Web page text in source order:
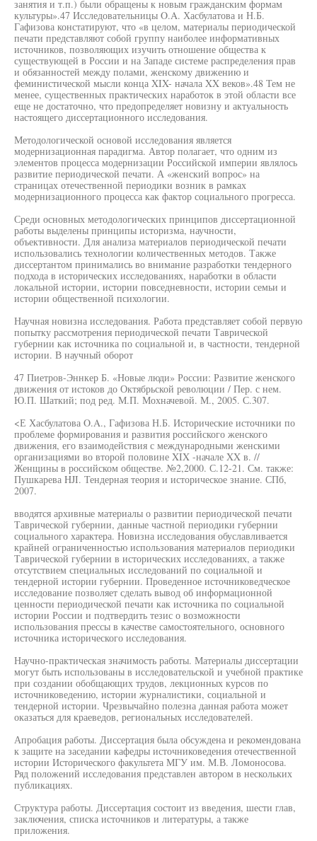
занятия и т.п.) были обращены к новым гражданским формам
культуры».47 Исследовательницы O.A. Хасбулатова и Н.Б.
Гафизова констатируют, что «в целом, материалы периодической
печати представляют собой группу наиболее информативных
источников, позволяющих изучить отношение общества к
существующей в России и на Западе системе распределения прав
и обязанностей между полами, женскому движению и
феминистической мысли конца XIX- начала XX веков».48 Тем не
менее, существенных практических наработок в этой области все
еще не достаточно, что предопределяет новизну и актуальность
настоящего диссертационного исследования.
Методологической основой исследования является
модернизационная парадигма. Автор полагает, что одним из
элементов процесса модернизации Российской империи являлось
развитие периодической печати. А «женский вопрос» на
страницах отечественной периодики возник в рамках
модернизационного процесса как фактор социального прогресса.
Среди основных методологических принципов диссертационной
работы выделены принципы историзма, научности,
объективности. Для анализа материалов периодической печати
использовались технологии количественных методов. Также
диссертантом принимались во внимание разработки тендерного
подхода в исторических исследованиях, наработки в области
локальной истории, истории повседневности, истории семьи и
истории общественной психологии.
Научная новизна исследования. Работа представляет собой первую
попытку рассмотрения периодической печати Таврической
губернии как источника по социальной и, в частности, тендерной
истории. В научный оборот
47 Пиетров-Эннкер Б. «Новые люди» России: Развитие женского
движения от истоков до Октябрьской революции / Пер. с нем.
Ю.П. Шаткий; под ред. М.П. Мохначевой. М., 2005. С.307.
<Е Хасбулатова O.A., Гафизова Н.Б. Исторические источники по
проблеме формирования и развития российского женского
движения, его взаимодействия с международными женскими
организациями во второй половине XIX -начале XX в. //
Женщины в российском обществе. №2,2000. С.12-21. См. также:
Пушкарева HJI. Тендерная теория и историческое знание. СПб,
2007.
вводятся архивные материалы о развитии периодической печати
Таврической губернии, данные частной периодики губернии
социального характера. Новизна исследования обуславливается
крайней ограниченностью использования материалов периодики
Таврической губернии в исторических исследованиях, а также
отсутствием специальных исследований по социальной и
тендерной истории губернии. Проведенное источниковедческое
исследование позволяет сделать вывод об информационной
ценности периодической печати как источника по социальной
истории России и подтвердить тезис о возможности
использования прессы в качестве самостоятельного, основного
источника исторического исследования.
Научно-практическая значимость работы. Материалы диссертации
могут быть использованы в исследовательской и учебной практике
при создании обобщающих трудов, лекционных курсов по
источниковедению, истории журналистики, социальной и
тендерной истории. Чрезвычайно полезна данная работа может
оказаться для краеведов, региональных исследователей.
Апробация работы. Диссертация была обсуждена и рекомендована
к защите на заседании кафедры источниковедения отечественной
истории Исторического факультета МГУ им. М.В. Ломоносова.
Ряд положений исследования представлен автором в нескольких
публикациях.
Структура работы. Диссертация состоит из введения, шести глав,
заключения, списка источников и литературы, а также
приложения.